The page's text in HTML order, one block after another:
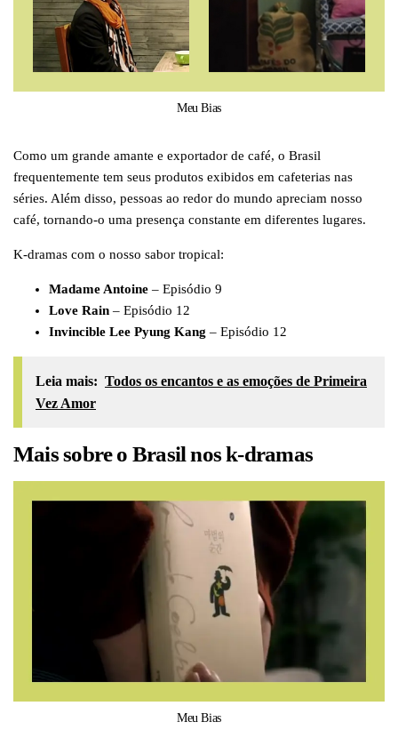
Meu Bias
Como um grande amante e exportador de café, o Brasil
frequentemente tem seus produtos exibidos em cafeterias nas
séries. Além disso, pessoas ao redor do mundo apreciam nosso
café, tornando-o uma presença constante em diferentes lugares.
K-dramas com o nosso sabor tropical:
Madame Antoine – Episódio 9
Love Rain – Episódio 12
Invincible Lee Pyung Kang – Episódio 12
Leia mais: Todos os encantos e as emoções de Primeira
Vez Amor
Mais sobre o Brasil nos k-dramas
Meu Bias